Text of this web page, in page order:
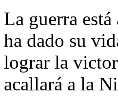
La guerra
ha dado su
lograr la
acallará a la